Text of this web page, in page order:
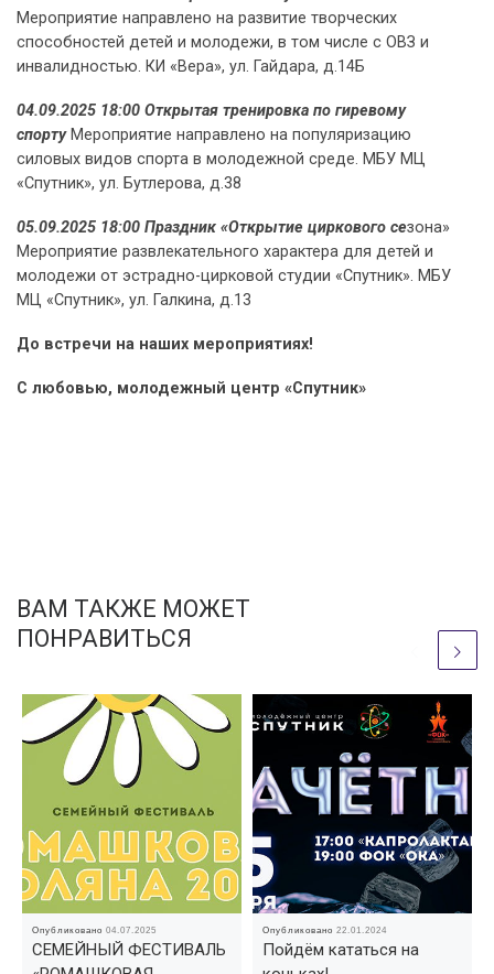
Мероприятие направлено на развитие творческих
способностей детей и молодежи, в том числе с ОВЗ и
инвалидностью. КИ «Вера», ул. Гайдара, д.14Б
04.09.2025 18:00 Открытая тренировка по гиревому
спортуМероприятие направлено на популяризацию
силовых видов спорта в молодежной среде. МБУ МЦ
«Спутник», ул. Бутлерова, д.38
05.09.2025 18:00 Праздник «Открытие циркового сезона»
Мероприятие развлекательного характера для детей и
молодежи от эстрадно-цирковой студии «Спутник». МБУ
МЦ «Спутник», ул. Галкина, д.13
До встречи на наших мероприятиях!
С любовью, молодежный центр «Спутник»
ВАМ ТАКЖЕ МОЖЕТ
ПОНРАВИТЬСЯ
Опубликовано04.07.2025
СЕМЕЙНЫЙ ФЕСТИВАЛЬ
Опубликовано22.01.2024
Пойдём кататься на